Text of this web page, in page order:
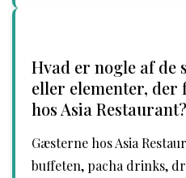
Hvad er nogle af de
eller elementer,
hos Asia Restaurant?
Gæsterne hos Asia
buffeten, pacha drinks,